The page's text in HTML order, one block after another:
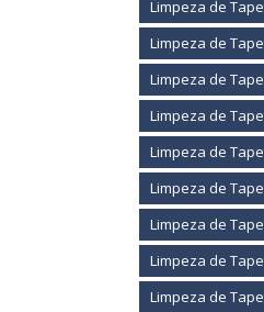
Limpeza de
Limpeza de
Limpeza de
Limpeza de
Limpeza de
Limpeza de
Limpeza de
Limpeza de
Limpeza de